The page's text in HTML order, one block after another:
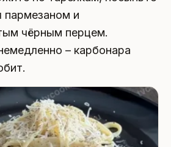
пармезаном и
чёрным перцем.
– карбонара